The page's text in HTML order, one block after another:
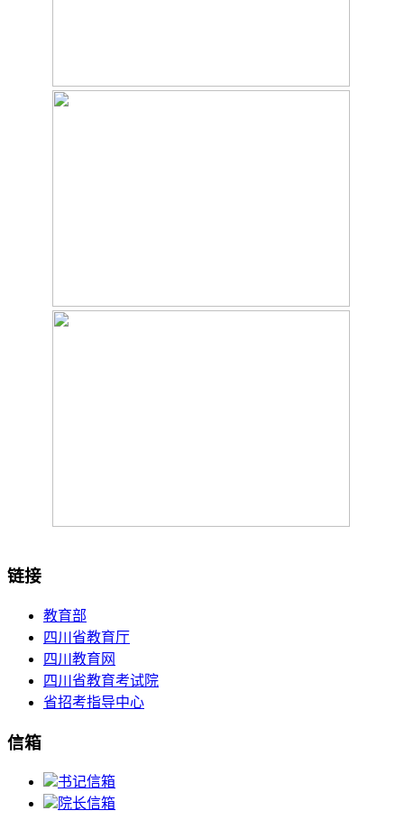
链接
教育部
四川省教育厅
四川教育网
四川省教育考试院
省招考指导中心
信箱
书记信箱
院长信箱